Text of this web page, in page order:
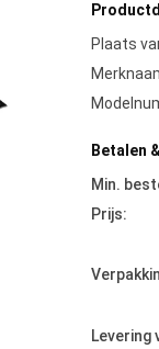
Plaats
Betalen
Min.
Prijs:
Levering